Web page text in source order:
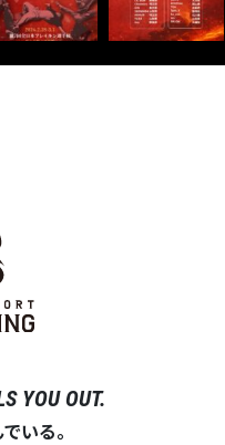
YOU OUT.
いる。